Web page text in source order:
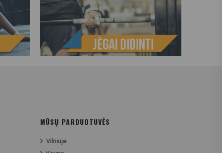
MŪSŲ PARDUOTUVĖS
Vilniuje